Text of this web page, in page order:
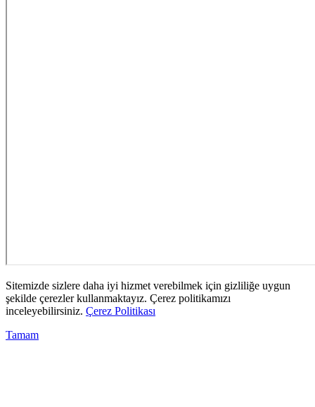
Sitemizde sizlere daha iyi hizmet verebilmek için gizliliğe uygun
şekilde çerezler kullanmaktayız. Çerez politikamızı
inceleyebilirsiniz. Çerez Politikası
Tamam